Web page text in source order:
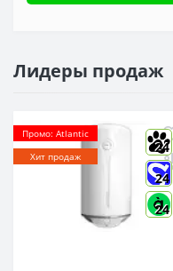
Лидеры продаж
Промо: Atlantic
Хит продаж
24
24
24